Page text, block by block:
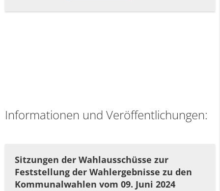
Informationen und Veröffentlichungen:
Sitzungen der Wahlausschüsse zur
Feststellung der Wahlergebnisse zu den
Kommunalwahlen vom 09. Juni 2024